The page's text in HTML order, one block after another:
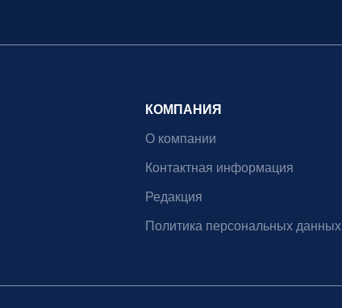
КОМПАНИЯ
О компании
Контактная информация
Редакция
Политика персональных данных